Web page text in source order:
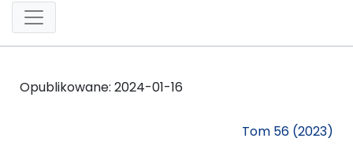
Opublikowane: 2024-01-16
Tom 56 (2023)